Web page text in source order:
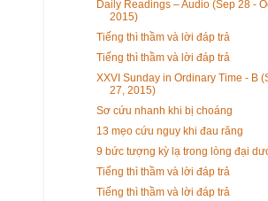
Daily Readings – Audio (Sep 28 -
2015)
Tiếng thì thầm và lời đáp trả
Tiếng thì thầm và lời đáp trả
XXVI Sunday in Ordinary Time - B
27, 2015)
Sơ cứu nhanh khi bị choáng
13 mẹo cứu nguy khi đau răng
9 bức tượng kỳ lạ trong lòng đại
Tiếng thì thầm và lời đáp trả
Tiếng thì thầm và lời đáp trả